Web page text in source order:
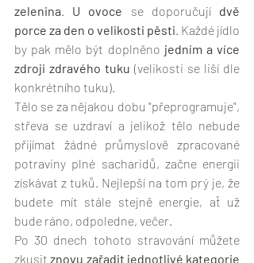
zelenina. U ovoce se doporučují dvě
porce za den o velikosti pěsti. Každé jídlo
by pak mělo být doplněno jedním a více
zdroji zdravého tuku (velikosti se liší dle
konkrétního tuku).
Tělo se za nějakou dobu "přeprogramuje",
střeva se uzdraví a jelikož tělo nebude
přijímat žádné průmyslově zpracované
potraviny plné sacharidů, začne energii
získávat z tuků. Nejlepší na tom prý je, že
budete mít stále stejně energie, ať už
bude ráno, odpoledne, večer.
Po 30 dnech tohoto stravování můžete
zkusit znovu zařadit jednotlivé kategorie